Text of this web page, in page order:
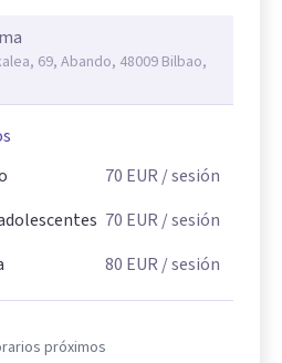
69, Abando, 48009 Bilbao,
70 EUR / sesión
70 EUR / sesión
80 EUR / sesión
próximos